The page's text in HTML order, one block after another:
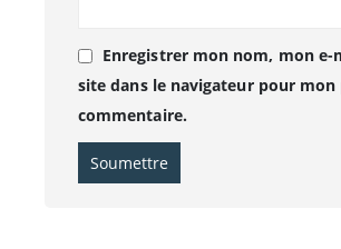
Enregistrer mon nom, mon e-
site dans le navigateur pour mon
commentaire.